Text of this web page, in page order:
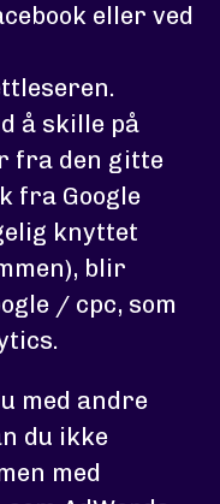
eller ved
å skille på
fra den gitte
fra Google
knyttet
blir
/ cpc, som
med andre
du ikke
med